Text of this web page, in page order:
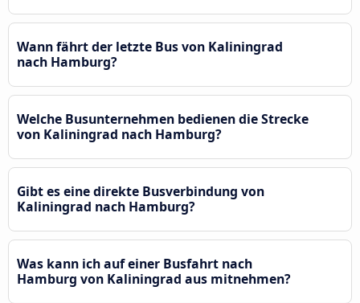
Wann fährt der letzte Bus von Kaliningrad
nach Hamburg?
Welche Busunternehmen bedienen die Strecke
von Kaliningrad nach Hamburg?
Gibt es eine direkte Busverbindung von
Kaliningrad nach Hamburg?
Was kann ich auf einer Busfahrt nach
Hamburg von Kaliningrad aus mitnehmen?